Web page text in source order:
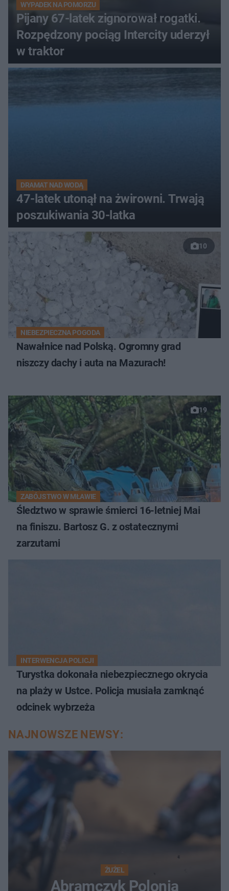
WYPADEK NA POMORZU
Pijany 67-latek zignorował rogatki.
Rozpędzony pociąg Intercity uderzył
w traktor
DRAMAT NAD WODĄ
47-latek utonął na żwirowni. Trwają
poszukiwania 30-latka
10
NIEBEZPIECZNA POGODA
Nawałnice nad Polską. Ogromny grad
niszczy dachy i auta na Mazurach!
19
ZABÓJSTWO W MŁAWIE
Śledztwo w sprawie śmierci 16-letniej Mai
na finiszu. Bartosz G. z ostatecznymi
zarzutami
INTERWENCJA POLICJI
Turystka dokonała niebezpiecznego okrycia
na plaży w Ustce. Policja musiała zamknąć
odcinek wybrzeża
NAJNOWSZE NEWSY:
ŻUŻEL
Abramczyk Polonia